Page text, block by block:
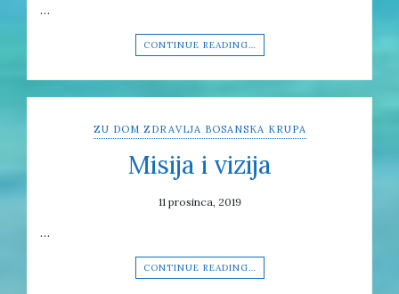
…
CONTINUE READING…
ZU DOM ZDRAVLJA BOSANSKA KRUPA
Misija i vizija
11 prosinca, 2019
…
CONTINUE READING…